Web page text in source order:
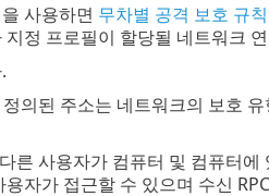
사용하면 무차별 공격 보호 규칙
정 프로필이 할당될 네트워크
의된 주소는 네트워크의 보호
른 사용자가 컴퓨터 및 컴퓨터
자가 접근할 수 있으며 수신